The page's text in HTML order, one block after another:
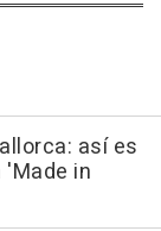
así es
in